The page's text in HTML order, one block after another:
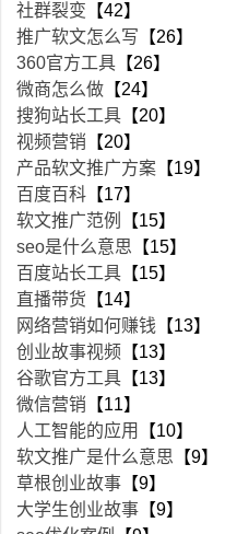
社群裂变 【42】
推广软文怎么写 【26】
360官方工具 【26】
微商怎么做 【24】
搜狗站长工具 【20】
视频营销 【20】
产品软文推广方案 【19】
百度百科 【17】
软文推广范例
【15】
seo是什么意思 【15】
百度站长工具 【15】
直播带货 【14】
网络营销如何赚钱 【13】
创业故事视频 【13】
谷歌官方工具 【13】
微信营销 【11】
人工智能的应用
【10】
软文推广是什么意思 【9】
草根创业故事 【9】
大学生创业故事 【9】